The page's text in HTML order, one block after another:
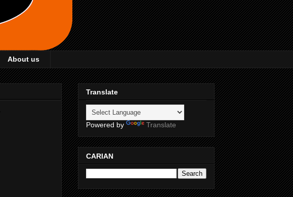
About us
Translate
Powered by Translate
CARIAN